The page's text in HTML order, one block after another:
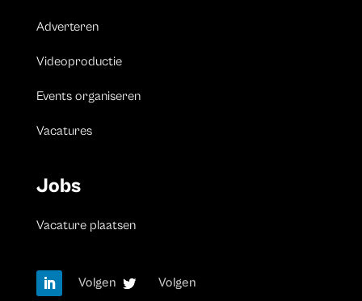
Adverteren
Videoproductie
Events organiseren
Vacatures
Jobs
Vacature plaatsen
Volgen Volgen